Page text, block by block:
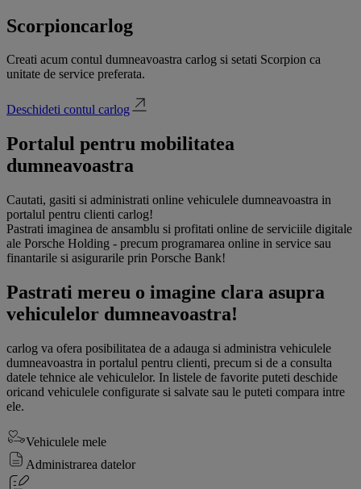
Scorpioncarlog
Creati acum contul dumneavoastra carlog si setati Scorpion ca
unitate de service preferata.
Deschideti contul carlog
Portalul pentru mobilitatea
dumneavoastra
Cautati, gasiti si administrati online vehiculele dumneavoastra in
portalul pentru clienti carlog!
Pastrati imaginea de ansamblu si profitati online de serviciile digitale
ale Porsche Holding - precum programarea online in service sau
finantarile si asigurarile prin Porsche Bank!
Pastrati mereu o imagine clara asupra
vehiculelor dumneavoastra!
carlog va ofera posibilitatea de a adauga si administra vehiculele
dumneavoastra in portalul pentru clienti, precum si de a consulta
datele tehnice ale vehiculelor. In listele de favorite puteti deschide
oricand vehiculele configurate si salvate sau le puteti compara intre
ele.
Vehiculele mele
Administrarea datelor